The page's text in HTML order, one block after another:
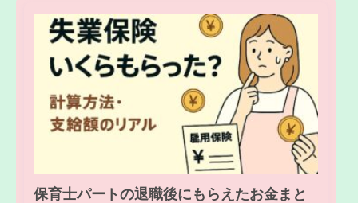
保育士パートの退職後にもらえたお金まと